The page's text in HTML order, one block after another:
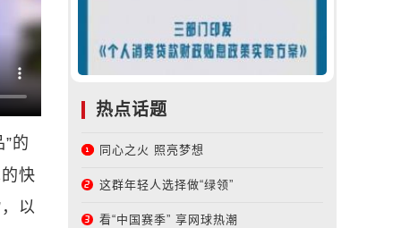
的
快
以
热点话题
同心之火 照亮梦想
这群年轻人选择做“绿领”
看“中国赛季” 享网球热潮